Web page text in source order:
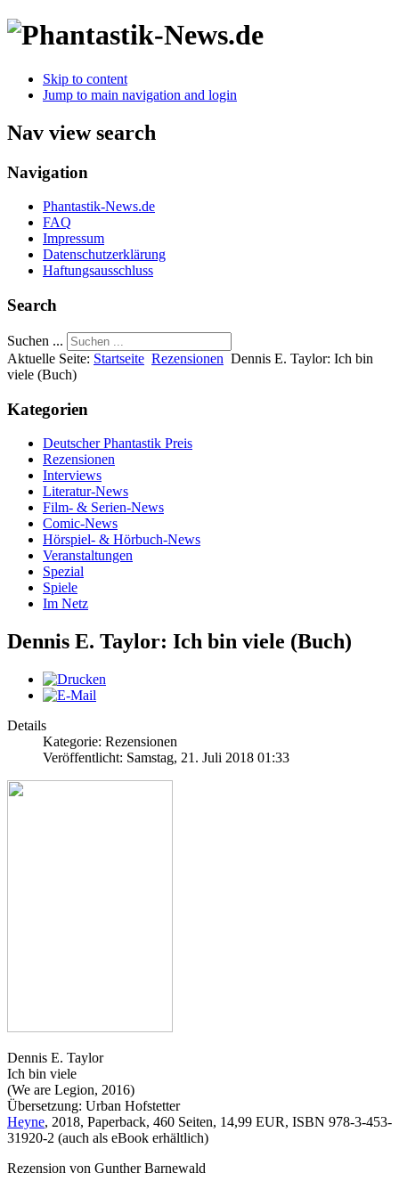
Skip to content
Jump to main navigation and login
Nav view search
Navigation
Phantastik-News.de
FAQ
Impressum
Datenschutzerklärung
Haftungsausschluss
Search
Suchen ...
Aktuelle Seite: Startseite Rezensionen Dennis E. Taylor: Ich bin
viele (Buch)
Kategorien
Deutscher Phantastik Preis
Rezensionen
Interviews
Literatur-News
Film- & Serien-News
Comic-News
Hörspiel- & Hörbuch-News
Veranstaltungen
Spezial
Spiele
Im Netz
Dennis E. Taylor: Ich bin viele (Buch)
Details
Kategorie: Rezensionen
Veröffentlicht: Samstag, 21. Juli 2018 01:33
Dennis E. Taylor
Ich bin viele
(We are Legion, 2016)
Übersetzung: Urban Hofstetter
Heyne, 2018, Paperback, 460 Seiten, 14,99 EUR, ISBN 978-3-453-
31920-2 (auch als eBook erhältlich)
Rezension von Gunther Barnewald